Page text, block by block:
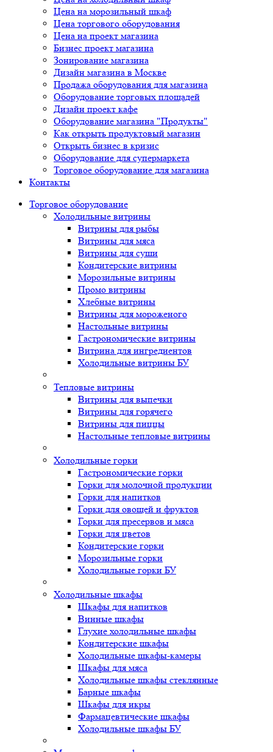
Цена на морозильный шкаф
Цена торгового оборудования
Цена на проект магазина
Бизнес проект магазина
Зонирование магазина
Дизайн магазина в Москве
Продажа оборудования для магазина
Оборудование торговых площадей
Дизайн проект кафе
Оборудование магазина "Продукты"
Как открыть продуктовый магазин
Открыть бизнес в кризис
Оборудование для супермаркета
Торговое оборудование для магазина
Контакты
Торговое оборудованиe
Холодильные витрины
Витрины для рыбы
Витрины для мяса
Витрины для суши
Кондитерские витрины
Морозильные витрины
Промо витрины
Хлебные витрины
Витрины для мороженого
Настольные витрины
Гастрономические витрины
Витрина для ингредиентов
Холодильные витрины БУ
Тепловые витрины
Витрины для выпечки
Витрины для горячего
Витрины для пиццы
Настольные тепловые витрины
Холодильные горки
Гастрономические горки
Горки для молочной продукции
Горки для напитков
Горки для овощей и фруктов
Горки для пресервов и мяса
Горки для цветов
Кондитерские горки
Морозильные горки
Холодильные горки БУ
Холодильные шкафы
Шкафы для напитков
Винные шкафы
Глухие холодильные шкафы
Кондитерские шкафы
Холодильные шкафы-камеры
Шкафы для мяса
Холодильные шкафы стеклянные
Барные шкафы
Шкафы для икры
Фармацевтические шкафы
Холодильные шкафы БУ